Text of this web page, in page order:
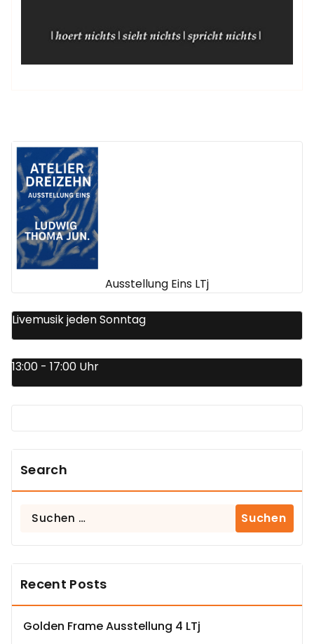
Ausstellung Eins LTj
Livemusik jeden Sonntag
13:00 - 17:00 Uhr
Search
Suchen
Recent Posts
Golden Frame Ausstellung 4 LTj